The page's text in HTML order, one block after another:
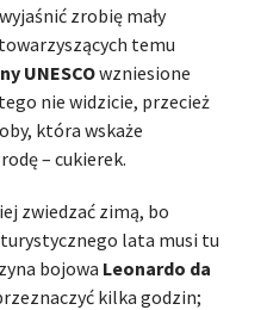
zrobię mały
temu
UNESCOwzniesione
nie widzicie, przecież
która wskaże
– cukierek.
zwiedzać zimą, bo
turystycznego lata musi tu
bojowa Leonardo da
kilka godzin;